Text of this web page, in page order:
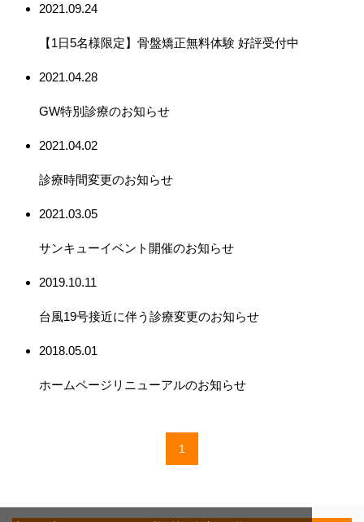
2021.09.24
【1日5名様限定】骨盤矯正無料体験 好評受付中
2021.04.28
GW特別診療のお知らせ
2021.04.02
診療時間変更のお知らせ
2021.03.05
サンキューイベント開催のお知らせ
2019.10.11
台風19号接近に伴う診療変更のお知らせ
2018.05.01
ホームページリニューアルのお知らせ
1